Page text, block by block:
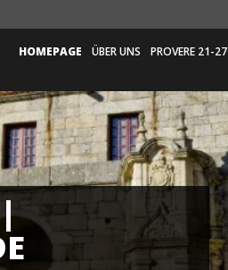
HOMEPAGE ÜBER UNS PROVERE 21-27
|